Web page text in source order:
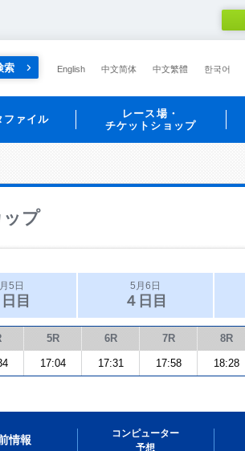
索 English 中文简体 中文繁體 한국어
ファイル
レース場・
チケットショップ
ップ
5日
目
5月6日
４日目
5R 6R 7R 8R
17:04 17:31 17:58 18:28
情報
コンピューター
予想